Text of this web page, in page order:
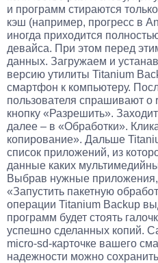
и программ стираются
кэш (например, прогресс в
иногда приходится
девайса. При этом перед
данных. Загружаем и
версию утилиты Titanium
смартфон к компьютеру.
пользователя спрашивают
кнопку «Разрешить».
далее – в «Обработки».
копирование». Дальше
список приложений, из
данные каких
Выбрав нужные
«Запустить пакетную
операции Titanium Backup
программ будет стоять
успешно сделанных копий.
micro-sd-карточке вашего
надежности можно